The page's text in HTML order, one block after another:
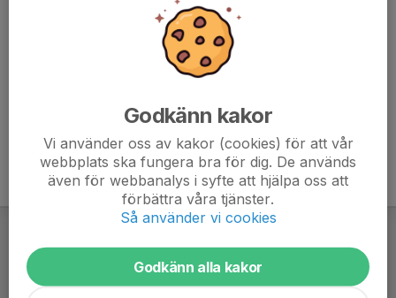
Godkänn kakor
Vi använder oss av kakor (cookies) för att vår
webbplats ska fungera bra för dig. De används
även för webbanalys i syfte att hjälpa oss att
förbättra våra tjänster.
Så använder vi cookies
Godkänn alla kakor